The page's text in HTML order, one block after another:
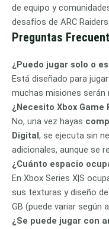
de equipo y
desafíos de ARC Raiders.
Preguntas
¿Puedo jugar solo o
Está diseñado para
muchas misiones serán
¿Necesito Xbox
No, una vez hayas
Digital, se ejecuta sin
adicionales, aunque se
¿Cuánto espacio
En Xbox Series X|S
sus texturas y diseño
GB (puede variar según
¿Se puede jugar con